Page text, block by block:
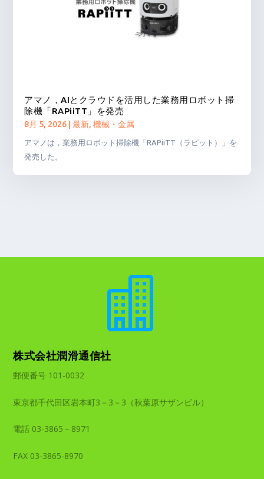
アマノ，AIとクラウドを活用した業務用ロボット掃
除機「RAPiiTT」を発売
8月 5, 2026 |最新,機械・金属
アマノは，業務用ロボット掃除機「RAPiiTT（ラピット）」を
発売した。

株式会社潤滑通信社
郵便番号 101-0032
東京都千代田区岩本町3－3－3（秋葉原サザンビル）
電話 03-3865－8971
FAX 03-3865-8970